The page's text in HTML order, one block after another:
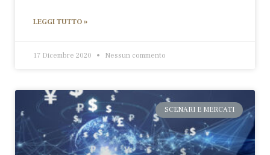
LEGGI TUTTO »
17 Dicembre 2020 Nessun commento
SCENARI E MERCATI